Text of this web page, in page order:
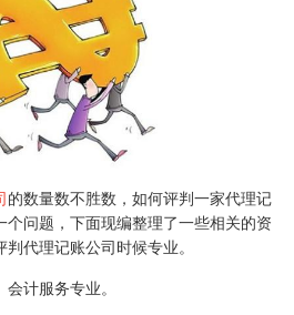
的数量数不胜数，如何评判一家代理记
问题，下面现编整理了一些相关的资
代理记账公司时候专业。
计服务专业。